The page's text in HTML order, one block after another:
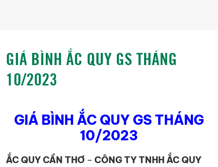
tốt
GIÁ BÌNH ẮC QUY GS THÁNG
10/2023
GIÁ BÌNH ẮC QUY GS THÁNG
10/2023
ẮC QUY CẦN THƠ – CÔNG TY TNHH ẮC QUY